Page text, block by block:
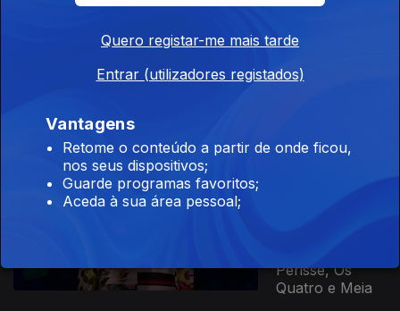
Diogo Faro,
Djay Bee,
Mariana
Monteiro,
Ep. 4 28 out. 2021
Périssé, Os
Quatro e Meia
Quero registar-me mais tarde
Entrar (utilizadores registados)
Vantagens
Retome o conteúdo a partir de onde ficou,
nos seus dispositivos;
Guarde programas favoritos;
Aceda à sua área pessoal;